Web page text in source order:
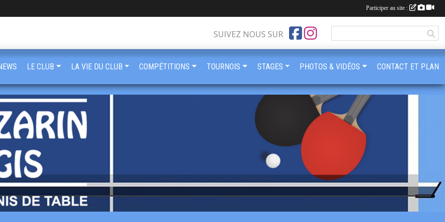
SUIVEZ NOUS SUR
LE CLUB LA VIE DU CLUB COMPÉTITIONS TOURNOIS STAGES PHOTOS & VIDÉOS CONTACT ET PLAN
Participer au site :